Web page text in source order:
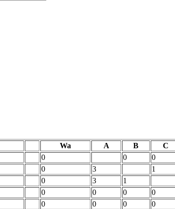
Wa A B C
0 0 0
0 3 1
0 3 1
0 0 0 0
0 0 0 0